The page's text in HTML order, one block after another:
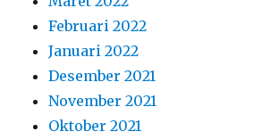
Februari 2022
Januari 2022
Desember 2021
November 2021
Oktober 2021